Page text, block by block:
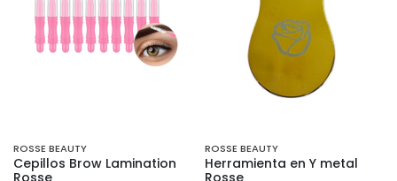
ROSSE BEAUTY
Cepillos Brow Lamination
ROSSE BEAUTY
Herramienta en Y metal